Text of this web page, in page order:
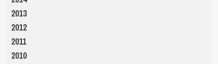
2013
2012
2011
2010